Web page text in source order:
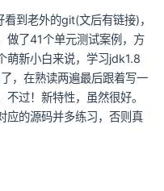
到老外的git(文后有链接)，
做了41个单元测试案例，方
萌新小白来说，学习jdk1.8
，在熟读两遍最后跟着写一
过！新特性，虽然很好。
应的源码并多练习，否则真